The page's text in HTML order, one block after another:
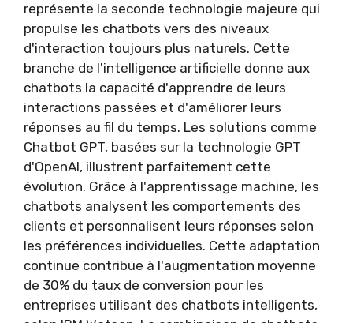
représente la seconde technologie majeure qui
propulse les chatbots vers des niveaux
d'interaction toujours plus naturels. Cette
branche de l'intelligence artificielle donne aux
chatbots la capacité d'apprendre de leurs
interactions passées et d'améliorer leurs
réponses au fil du temps. Les solutions comme
Chatbot GPT, basées sur la technologie GPT
d'OpenAI, illustrent parfaitement cette
évolution. Grâce à l'apprentissage machine, les
chatbots analysent les comportements des
clients et personnalisent leurs réponses selon
les préférences individuelles. Cette adaptation
continue contribue à l'augmentation moyenne
de 30% du taux de conversion pour les
entreprises utilisant des chatbots intelligents,